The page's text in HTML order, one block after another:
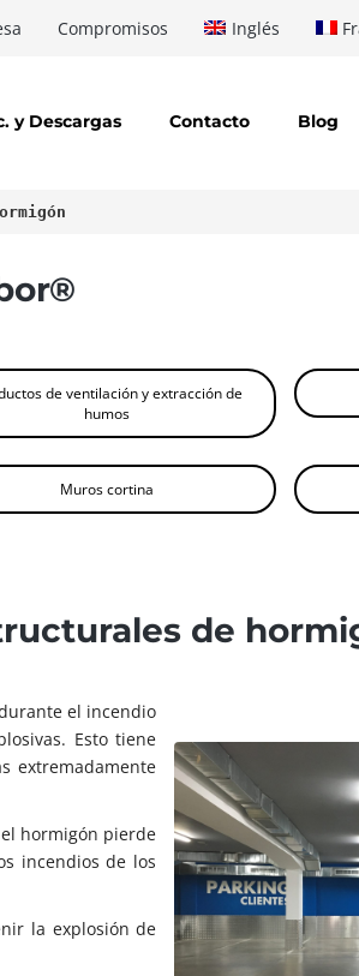
Compromisos Inglés
y Descargas Contacto Blog
de ventilación y extracción de
humos
Muros cortina
de
el incendio
Esto tiene
extremadamente
hormigón pierde
incendios de los
la explosión de